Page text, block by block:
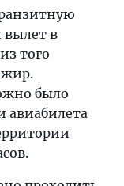
вылет в
того
было
авиабилета